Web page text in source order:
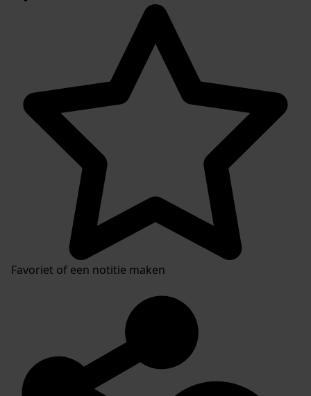
Favoriet of een notitie maken